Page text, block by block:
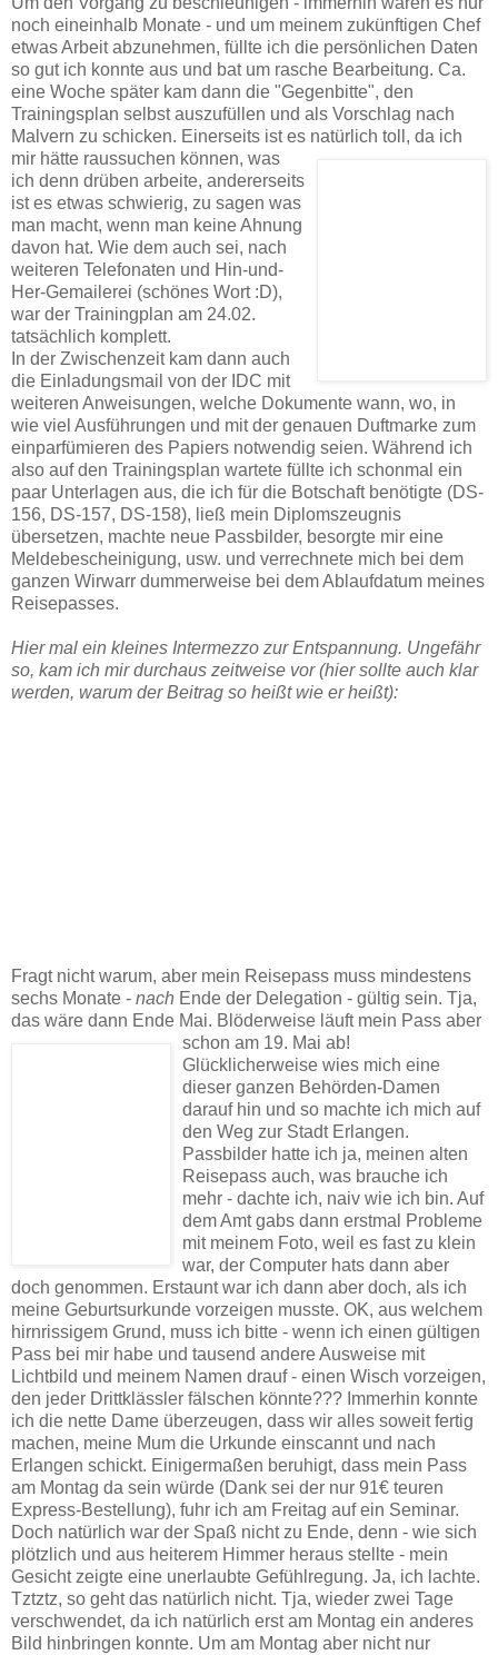
noch eineinhalb Monate - und um meinem zukünftigen Chef
etwas Arbeit abzunehmen, füllte ich die persönlichen Daten
so gut ich konnte aus und bat um rasche Bearbeitung. Ca.
eine Woche später kam dann die "Gegenbitte", den
Trainingsplan selbst auszufüllen und als Vorschlag nach
Malvern zu schicken. Einerseits ist es natürlich toll, da ich
mir hätte raussuchen können, was
ich denn drüben arbeite, andererseits
ist es etwas schwierig, zu sagen was
man macht, wenn man keine Ahnung
davon hat. Wie dem auch sei, nach
weiteren Telefonaten und Hin-und-
Her-Gemailerei (schönes Wort :D),
war der Trainingplan am 24.02.
tatsächlich komplett.
In der Zwischenzeit kam dann auch
die Einladungsmail von der IDC mit
weiteren Anweisungen, welche Dokumente wann, wo, in
wie viel Ausführungen und mit der genauen Duftmarke zum
einparfümieren des Papiers notwendig seien. Während ich
also auf den Trainingsplan wartete füllte ich schonmal ein
paar Unterlagen aus, die ich für die Botschaft benötigte (DS-
156, DS-157, DS-158), ließ mein Diplomszeugnis
übersetzen, machte neue Passbilder, besorgte mir eine
Meldebescheinigung, usw. und verrechnete mich bei dem
ganzen Wirwarr dummerweise bei dem Ablaufdatum meines
Reisepasses.
Hier mal ein kleines Intermezzo zur Entspannung. Ungefähr
so, kam ich mir durchaus zeitweise vor (hier sollte auch klar
werden, warum der Beitrag so heißt wie er heißt):
Fragt nicht warum, aber mein Reisepass muss mindestens
sechs Monate - nach Ende der Delegation - gültig sein. Tja,
das wäre dann Ende Mai. Blöderweise läuft mein Pass aber
schon am 19. Mai ab!
Glücklicherweise wies mich eine
dieser ganzen Behörden-Damen
darauf hin und so machte ich mich auf
den Weg zur Stadt Erlangen.
Passbilder hatte ich ja, meinen alten
Reisepass auch, was brauche ich
mehr - dachte ich, naiv wie ich bin. Auf
dem Amt gabs dann erstmal Probleme
mit meinem Foto, weil es fast zu klein
war, der Computer hats dann aber
doch genommen. Erstaunt war ich dann aber doch, als ich
meine Geburtsurkunde vorzeigen musste. OK, aus welchem
hirnrissigem Grund, muss ich bitte - wenn ich einen gültigen
Pass bei mir habe und tausend andere Ausweise mit
Lichtbild und meinem Namen drauf - einen Wisch vorzeigen,
den jeder Drittklässler fälschen könnte??? Immerhin konnte
ich die nette Dame überzeugen, dass wir alles soweit fertig
machen, meine Mum die Urkunde einscannt und nach
Erlangen schickt. Einigermaßen beruhigt, dass mein Pass
am Montag da sein würde (Dank sei der nur 91€ teuren
Express-Bestellung), fuhr ich am Freitag auf ein Seminar.
Doch natürlich war der Spaß nicht zu Ende, denn - wie sich
plötzlich und aus heiterem Himmer heraus stellte - mein
Gesicht zeigte eine unerlaubte Gefühlregung. Ja, ich lachte.
Tztztz, so geht das natürlich nicht. Tja, wieder zwei Tage
verschwendet, da ich natürlich erst am Montag ein anderes
Bild hinbringen konnte. Um am Montag aber nicht nur